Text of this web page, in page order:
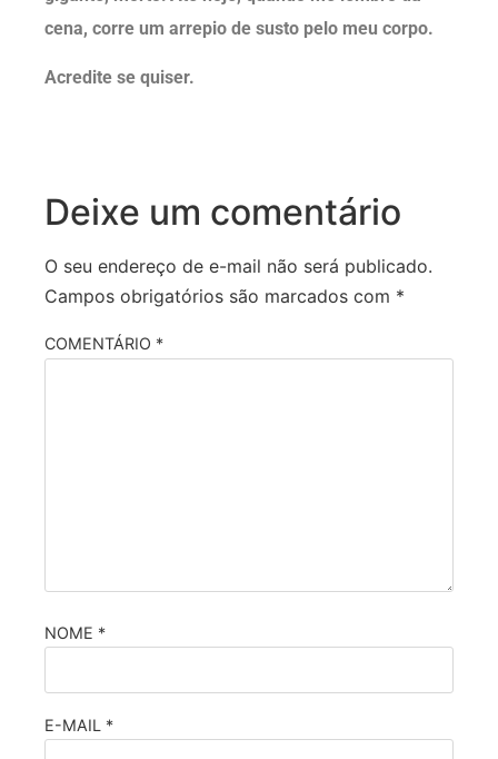
cena, corre um arrepio de susto pelo meu corpo.
Acredite se quiser.
Deixe um comentário
O seu endereço de e-mail não será publicado.
Campos obrigatórios são marcados com *
COMENTÁRIO *
NOME *
E-MAIL *